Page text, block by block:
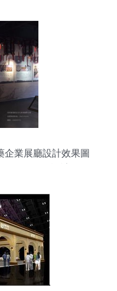
企業展廳設計效果圖